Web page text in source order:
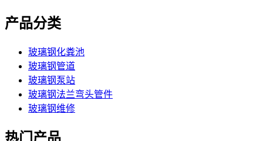
产品分类
玻璃钢化粪池
玻璃钢管道
玻璃钢泵站
玻璃钢法兰弯头管件
玻璃钢维修
热门产品